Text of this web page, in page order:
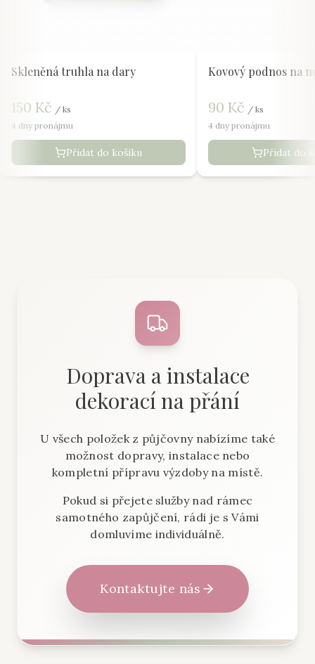
Skleněná truhla na dary
150 Kč / ks
4 dny pronájmu
Přidat do košíku
Kovový podnos na
90 Kč / ks
4 dny pronájmu
Přidat do
Doprava a instalace
dekorací na přání
U všech položek z půjčovny nabízíme také
možnost dopravy, instalace nebo
kompletní přípravu výzdoby na místě.
Pokud si přejete služby nad rámec
samotného zapůjčení, rádi je s Vámi
domluvíme individuálně.
Kontaktujte nás